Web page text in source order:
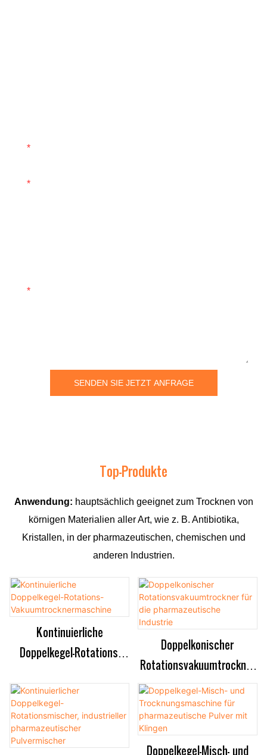
SENDEN SIE JETZT ANFRAGE
Top-Produkte
Anwendung: hauptsächlich geeignet zum Trocknen von
körnigen Materialien aller Art, wie z. B. Antibiotika,
Kristallen, in der pharmazeutischen, chemischen und
anderen Industrien.
Kontinuierliche
Doppelkegel-Rotations-
Doppelkonischer
Rotationsvakuumtrockner
für die pharmazeutische
Industrie
Doppelkegel-Misch- und